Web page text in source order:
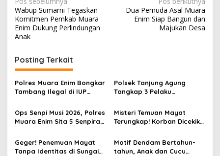
N
a
v
g
a
s
p
o
s
Wabup Sumarni Tegaskan
Komitmen Pemkab Muara
Enim Dukung Perlindungan
Anak
Dua Pemuda Asal Muara
Enim Siap Bangun dan
Majukan Desa
Posting Terkait
Polres Muara Enim Bongkar
Tambang Ilegal di IUP
Miliar
Polsek Tanjung Agung
Tangkap 3 Pelaku
Satu Masih DPO
Ops Senpi Musi 2026, Polres
Muara Enim Sita 5 Senpira
Tersangka
Misteri Temuan Mayat
Terungkap! Korban Dicekik
Tewas, Jasad Dibakar dan
Dibuang ke Sungai Enim
Geger! Penemuan Mayat
Tanpa Identitas di Sungai
Motif Dendam Bertahun-
tahun, Anak dan Cucu